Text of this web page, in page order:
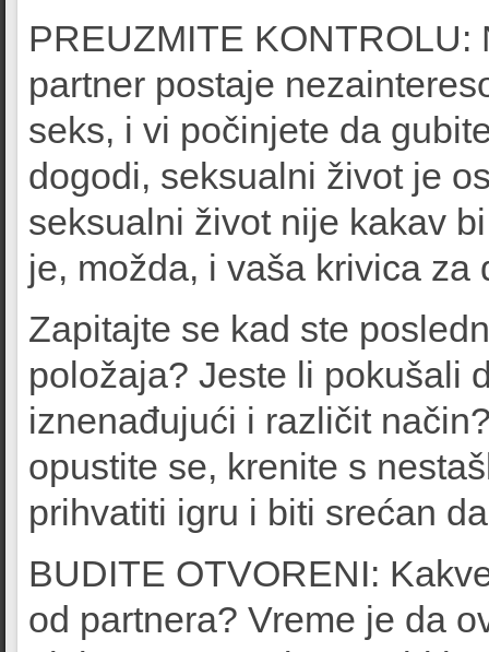
PREUZMITE KONTROLU:
partner postaje
seks, i vi počinjete da
dogodi, seksualni život je
seksualni život nije kakav
je, možda, i vaša krivica
Zapitajte se kad ste
položaja? Jeste li pokušali
iznenađujući i različit
opustite se, krenite s
prihvatiti igru i biti srećan
BUDITE OTVORENI:
od partnera? Vreme je da